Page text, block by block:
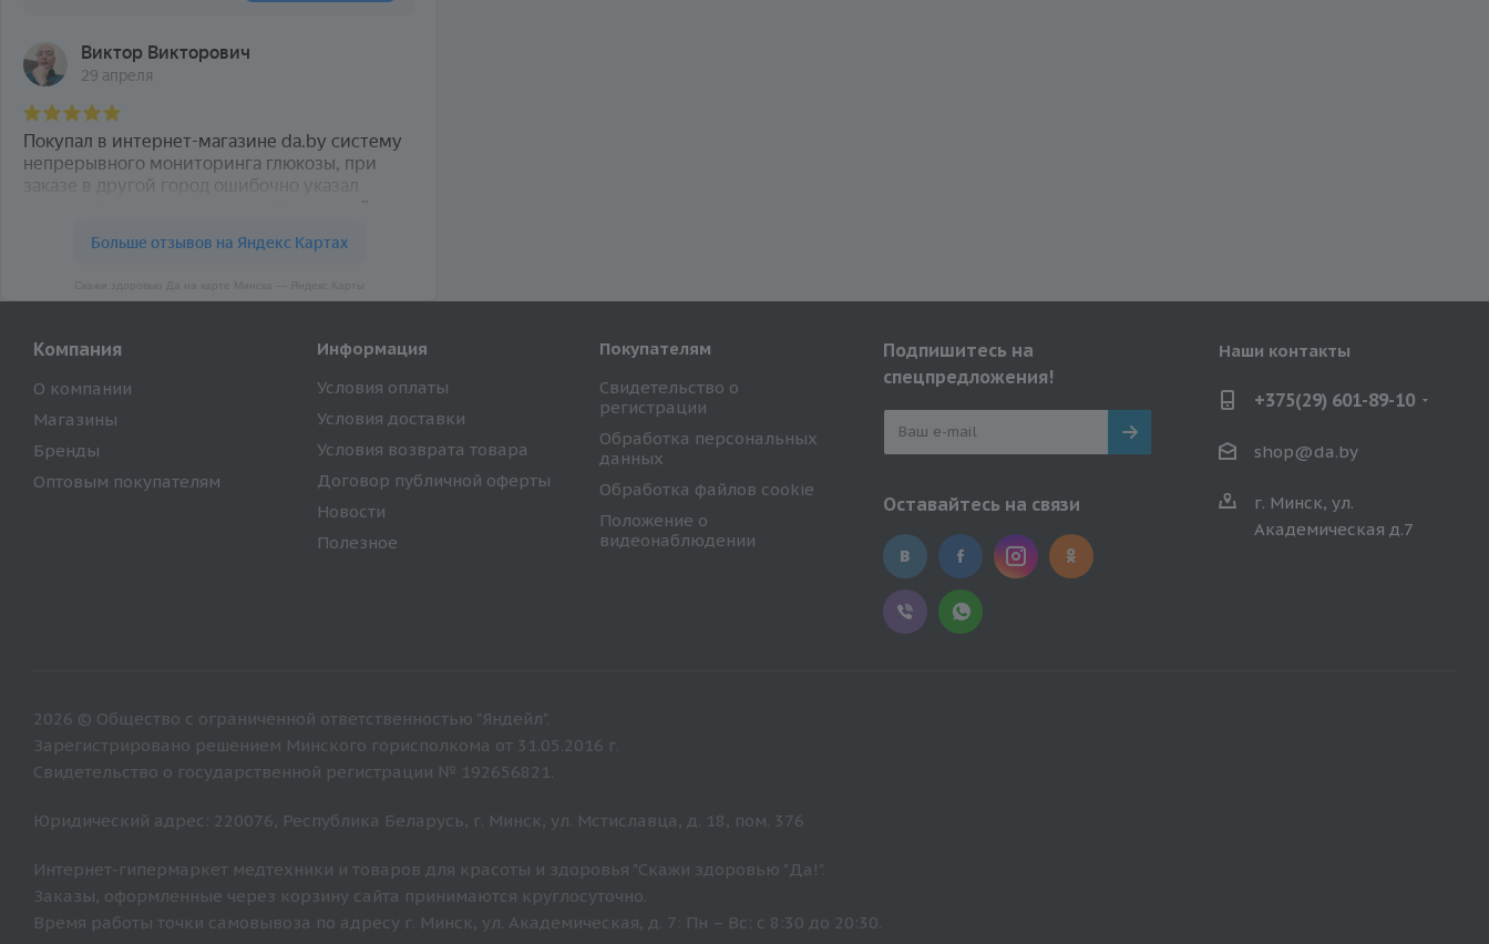
Компания
О компании
Магазины
Бренды
Оптовым покупателям
Информация
Условия оплаты
Условия доставки
Условия возврата товара
Договор публичной оферты
Новости
Полезное
Покупателям
Свидетельство о
регистрации
Обработка персональных
данных
Обработка файлов cookie
Положение о
видеонаблюдении
Подпишитесь на
спецпредложения!
Оставайтесь на связи
Наши контакты
+375(29) 601-89-10
shop@da.by
г. Минск, ул.
Академическая д.7
2026 © Общество с ограниченной ответственностью "Яндейл".
Зарегистрировано решением Минского горисполкома от 31.05.2016 г.
Свидетельство о государственной регистрации № 192656821.
Юридический адрес: 220076, Республика Беларусь, г. Минск, ул. Мстиславца, д. 18, пом. 376
Интернет-гипермаркет медтехники и товаров для красоты и здоровья "Скажи здоровью "Да!".
Заказы, оформленные через корзину сайта принимаются круглосуточно.
Время работы точки самовывоза по адресу г. Минск, ул. Академическая, д. 7: Пн – Вс: с 8:30 до 20:30.